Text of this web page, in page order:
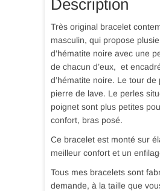
Description
Très original bracelet
masculin, qui propose
d’hématite noire avec une
de chacun d’eux, et
d’hématite noire. Le tour de
pierre de lave. Le perles
poignet sont plus petites
confort, bras posé.
Ce bracelet est monté sur
meilleur confort et un
Tous mes bracelets sont
demande, à la taille que